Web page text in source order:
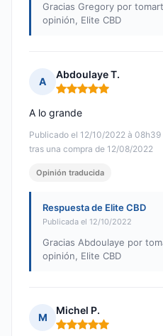
Gracias Gregory por
opinión, Elite CBD
A
Abdoulaye T.
Nota: 5 de 5
Publicado el 12/10/2022 à 08h39
tras una compra de 12/08/2022
A lo grande
Opinión traducida
Respuesta de Elite CBD
Publicada el 12/10/2022
Gracias Abdoulaye por
opinión, Elite CBD
M
Michel P.
Nota: 5 de 5